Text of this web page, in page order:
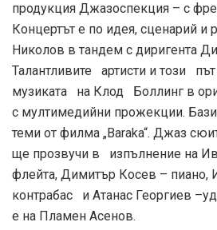
продукция Джазоспекция – с
Концертът е по идея, сценарий и
Николов в тандем с диригента
Талантливите артисти и този
музиката на Клод Боллинг в
с мултимедийни прожекции.
теми от филма „Baraka“. Джаз
ще прозвучи в изпълнение на
флейта, Димитър Косев – пиано,
контрабас и Атанас Георгиев
е на Пламен Асенов.